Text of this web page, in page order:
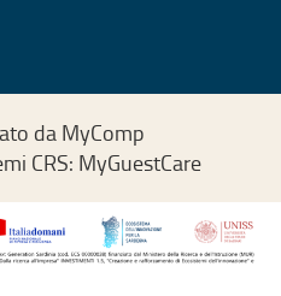
da MyComp
CRS: MyGuestCare